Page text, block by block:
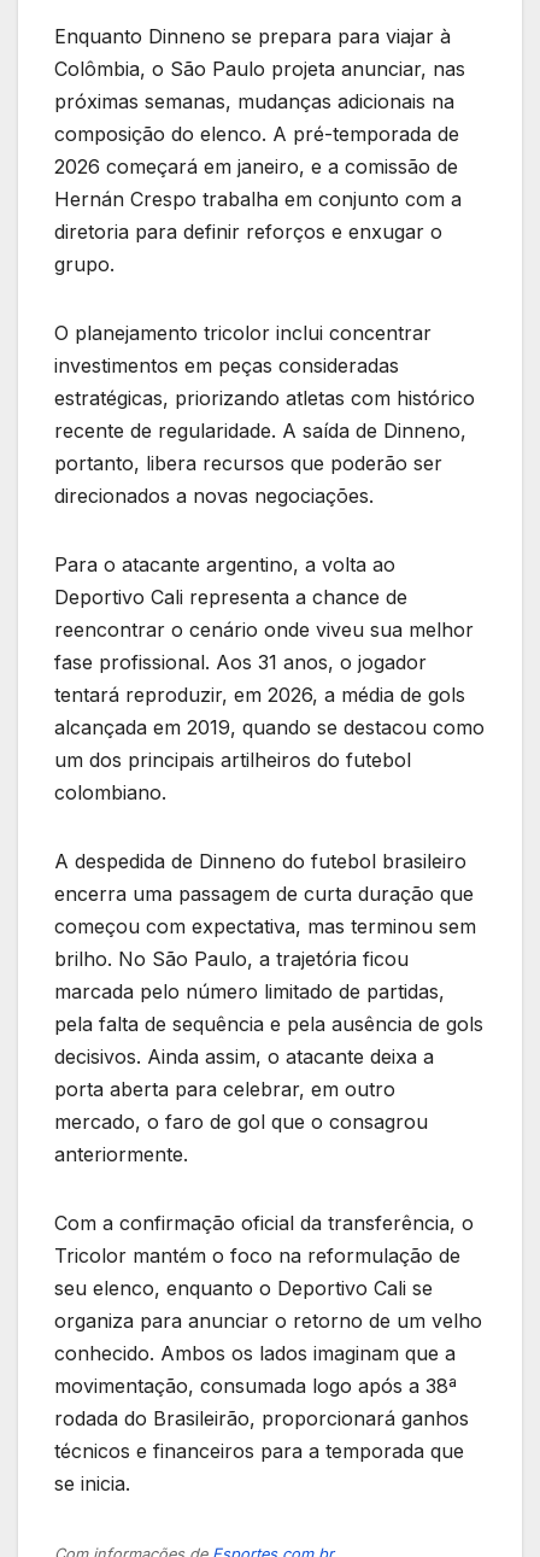
Enquanto Dinneno se prepara para viajar à
Colômbia, o São Paulo projeta anunciar, nas
próximas semanas, mudanças adicionais na
composição do elenco. A pré-temporada de
2026 começará em janeiro, e a comissão de
Hernán Crespo trabalha em conjunto com a
diretoria para definir reforços e enxugar o
grupo.
O planejamento tricolor inclui concentrar
investimentos em peças consideradas
estratégicas, priorizando atletas com histórico
recente de regularidade. A saída de Dinneno,
portanto, libera recursos que poderão ser
direcionados a novas negociações.
Para o atacante argentino, a volta ao
Deportivo Cali representa a chance de
reencontrar o cenário onde viveu sua melhor
fase profissional. Aos 31 anos, o jogador
tentará reproduzir, em 2026, a média de gols
alcançada em 2019, quando se destacou como
um dos principais artilheiros do futebol
colombiano.
A despedida de Dinneno do futebol brasileiro
encerra uma passagem de curta duração que
começou com expectativa, mas terminou sem
brilho. No São Paulo, a trajetória ficou
marcada pelo número limitado de partidas,
pela falta de sequência e pela ausência de gols
decisivos. Ainda assim, o atacante deixa a
porta aberta para celebrar, em outro
mercado, o faro de gol que o consagrou
anteriormente.
Com a confirmação oficial da transferência, o
Tricolor mantém o foco na reformulação de
seu elenco, enquanto o Deportivo Cali se
organiza para anunciar o retorno de um velho
conhecido. Ambos os lados imaginam que a
movimentação, consumada logo após a 38ª
rodada do Brasileirão, proporcionará ganhos
técnicos e financeiros para a temporada que
se inicia.